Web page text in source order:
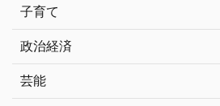
子育て
政治経済
芸能